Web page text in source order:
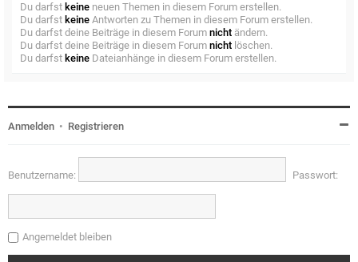
Du darfst keine neuen Themen in diesem Forum erstellen.
Du darfst keine Antworten zu Themen in diesem Forum erstellen.
Du darfst deine Beiträge in diesem Forum nicht ändern.
Du darfst deine Beiträge in diesem Forum nicht löschen.
Du darfst keine Dateianhänge in diesem Forum erstellen.
Anmelden • Registrieren
Benutzername: Passwort:
Angemeldet bleiben